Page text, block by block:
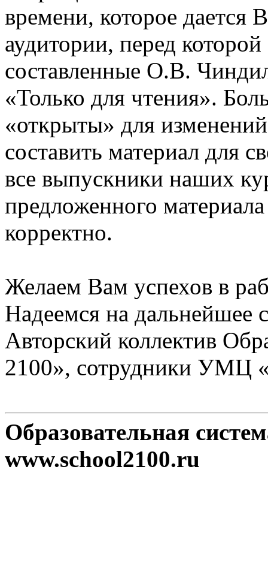
времени, которое дается
аудитории, перед
составленные О.В.
«Только для чтения».
«открыты» для
составить материал для
все выпускники наших
предложенного
корректно.
Желаем Вам успехов в
Надеемся на дальнейшее
Авторский коллектив
2100», сотрудники УМЦ
Образовательная
www.school2100.ru